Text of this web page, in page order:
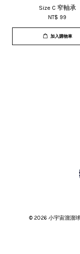
Size C 窄軸承
NT$ 99
加入購物車
© 2026 小宇宙溜溜